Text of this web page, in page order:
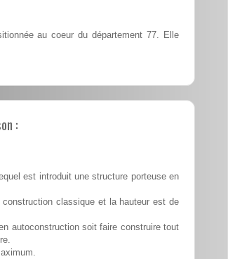
au coeur du département 77. Elle
:
est introduit une structure porteuse en
classique et la hauteur est de
autoconstruction soit faire construire tout